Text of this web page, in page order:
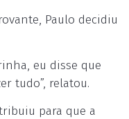
Paulo decidiu
eu disse que
tudo”, relatou.
para que a